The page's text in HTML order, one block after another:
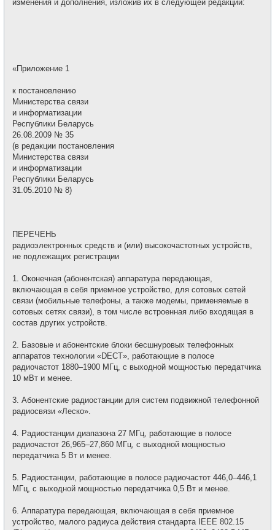
изменения и дополнения, изложив их в следующей редакции:
«Приложение 1
к постановлению
Министерства связи
и информатизации
Республики Беларусь
26.08.2009 № 35
(в редакции постановления
Министерства связи
и информатизации
Республики Беларусь
31.05.2010 № 8)
ПЕРЕЧЕНЬ
радиоэлектронных средств и (или) высокочастотных устройств,
не подлежащих регистрации
1. Оконечная (абонентская) аппаратура передающая,
включающая в себя приемное устройство, для сотовых сетей
связи (мобильные телефоны, а также модемы, применяемые в
сотовых сетях связи), в том числе встроенная либо входящая в
состав других устройств.
2. Базовые и абонентские блоки бесшнуровых телефонных
аппаратов технологии «DECT», работающие в полосе
радиочастот 1880–1900 МГц, с выходной мощностью передатчика
10 мВт и менее.
3. Абонентские радиостанции для систем подвижной телефонной
радиосвязи «Леско».
4. Радиостанции диапазона 27 МГц, работающие в полосе
радиочастот 26,965–27,860 МГц, с выходной мощностью
передатчика 5 Вт и менее.
5. Радиостанции, работающие в полосе радиочастот 446,0–446,1
МГц, с выходной мощностью передатчика 0,5 Вт и менее.
6. Аппаратура передающая, включающая в себя приемное
устройство, малого радиуса действия стандарта IEEE 802.15